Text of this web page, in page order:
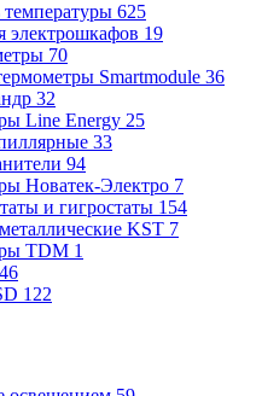
625
электрошкафов 19
70
Smartmodule 36
32
Line Energy 25
33
94
Новатек-Электро 7
и гигростаты 154
KST 7
TDM 1
46
122